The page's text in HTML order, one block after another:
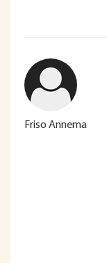
Friso Annema